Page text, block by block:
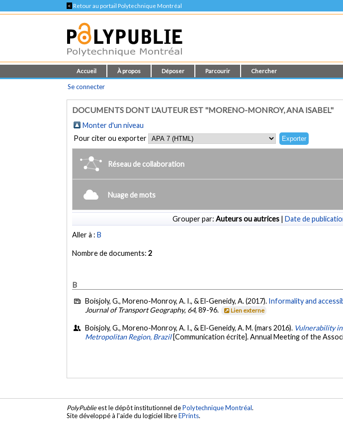
< Retour au portail Polytechnique Montréal
Accueil À propos Déposer Parcourir Chercher
Se connecter
DOCUMENTS DONT L'AUTEUR EST "MORENO-MONROY, ANA ISABEL"
Monter d'un niveau
Pour citer ou exporter
Réseau de collaboration
Nuage de mots
Grouper par: Auteurs ou autrices | Date de
Aller à :B
Nombre de documents:2
B
Boisjoly, G., Moreno-Monroy, A. I., & El-Geneidy, A. (2017). Informality and
Journal of Transport Geography, 64, 89-96. Lien externe
Boisjoly, G., Moreno-Monroy, A. I., & El-Geneidy, A. M. (mars 2016). Vulnerability
Metropolitan Region, Brazil [Communication écrite]. Annual Meeting of the
PolyPublieest le dépôt institutionnel dePolytechnique Montréal.
Site développé à l'aide du logiciel libreEPrints.